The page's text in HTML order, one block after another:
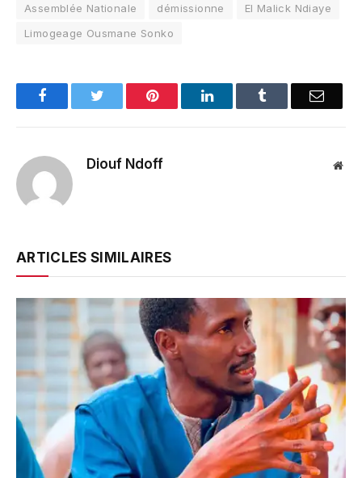
Assemblée Nationale démissionne
El Malick Ndiaye
Limogeage Ousmane Sonko
FacebookTwitter Pinterest LinkedInTumblr Email
Diouf Ndoff
ARTICLES SIMILAIRES